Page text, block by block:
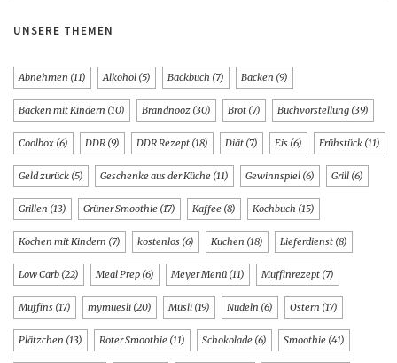
UNSERE THEMEN
Abnehmen (11) Alkohol (5) Backbuch (7) Backen (9)
Backen mit Kindern (10) Brandnooz (30) Brot (7) Buchvorstellung (39)
Coolbox (6) DDR (9) DDR Rezept (18) Diät (7) Eis (6) Frühstück (11)
Geld zurück (5) Geschenke aus der Küche (11) Gewinnspiel (6) Grill (6)
Grillen (13) Grüner Smoothie (17) Kaffee (8) Kochbuch (15)
Kochen mit Kindern (7) kostenlos (6) Kuchen (18) Lieferdienst (8)
Low Carb (22) Meal Prep (6) Meyer Menü (11) Muffinrezept (7)
Muffins (17) mymuesli (20) Müsli (19) Nudeln (6) Ostern (17)
Plätzchen (13) Roter Smoothie (11) Schokolade (6) Smoothie (41)